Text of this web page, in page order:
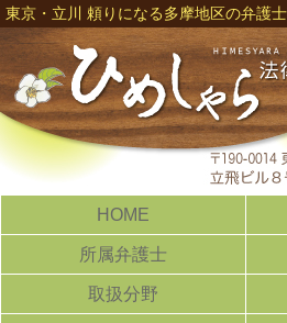
東京・立川 頼りになる多摩地区の弁護
HOME
所属弁護士
取扱分野